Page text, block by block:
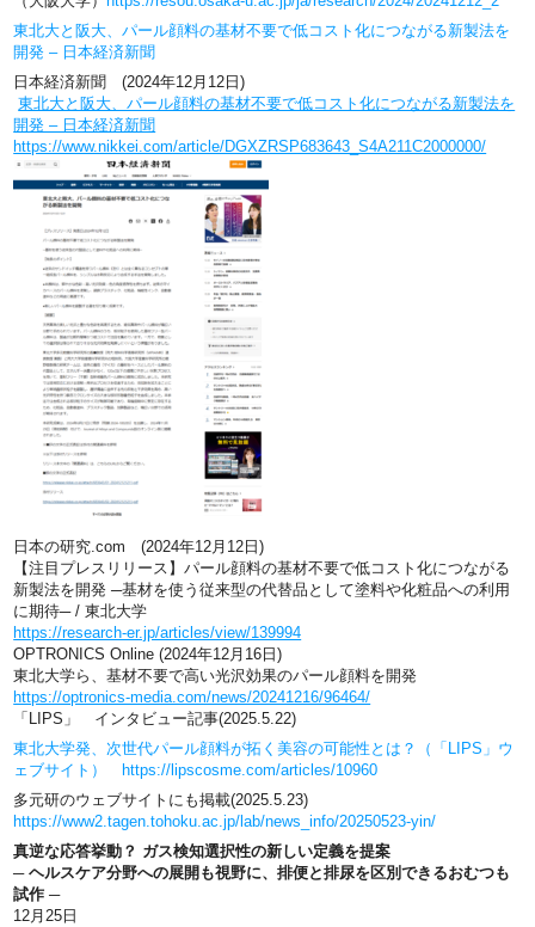
東北大と阪大、パール顔料の基材不要で低コスト化につながる新製法を
開発 – 日本経済新聞
日本経済新聞 (2024年12月12日)
東北大と阪大、パール顔料の基材不要で低コスト化につながる新製法を
開発 – 日本経済新聞
https://www.nikkei.com/article/DGXZRSP683643_S4A211C2000000/
日本の研究.com (2024年12月12日)
【注目プレスリリース】パール顔料の基材不要で低コスト化につながる
新製法を開発 ─基材を使う従来型の代替品として塗料や化粧品への利用
に期待─ / 東北大学
https://research-er.jp/articles/view/139994
OPTRONICS Online (2024年12月16日)
東北大学ら、基材不要で高い光沢効果のパール顔料を開発
https://optronics-media.com/news/20241216/96464/
「LIPS」 インタビュー記事(2025.5.22)
東北大学発、次世代パール顔料が拓く美容の可能性とは？（「LIPS」ウ
ェブサイト）
https://lipscosme.com/articles/10960
多元研のウェブサイトにも掲載(2025.5.23)
https://www2.tagen.tohoku.ac.jp/lab/news_info/20250523-yin/
真逆な応答挙動？ ガス検知選択性の新しい定義を提案
─ ヘルスケア分野への展開も視野に、排便と排尿を区別できるおむつも
試作 ─
12月25日